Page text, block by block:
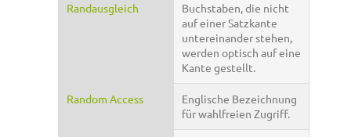
Randausgleich
Buchstaben, die nicht
auf einer Satzkante
untereinander stehen,
werden optisch auf eine
Kante gestellt.
Random Access
Englische Bezeichnung
für wahlfreien Zugriff.